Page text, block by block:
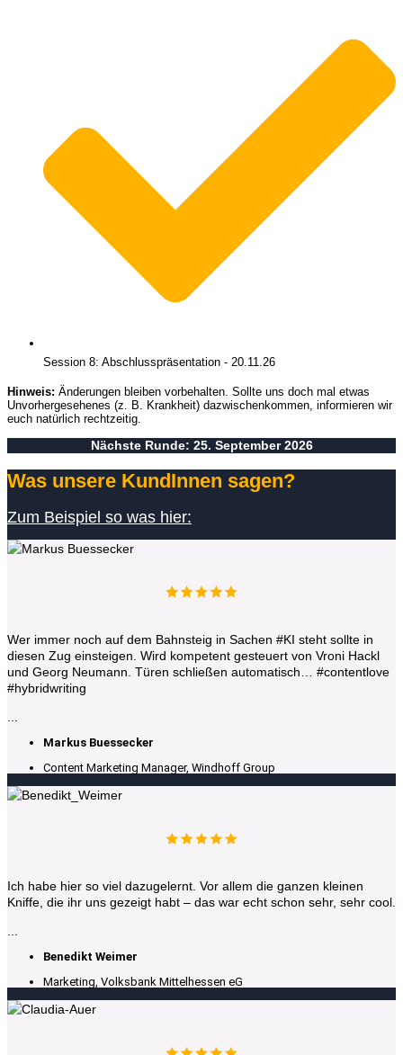
Session 8: Abschlusspräsentation - 20.11.26
Hinweis: Änderungen bleiben vorbehalten. Sollte uns doch mal etwas
Unvorhergesehenes (z. B. Krankheit) dazwischenkommen, informieren wir
euch natürlich rechtzeitig.
Nächste Runde: 25. September 2026
Was unsere KundInnen sagen?
Zum Beispiel so was hier:
Wer immer noch auf dem Bahnsteig in Sachen #KI steht sollte in
diesen Zug einsteigen. Wird kompetent gesteuert von Vroni Hackl
und Georg Neumann. Türen schließen automatisch… #contentlove
#hybridwriting
Markus Buessecker
Content Marketing Manager, Windhoff Group
Ich habe hier so viel dazugelernt. Vor allem die ganzen kleinen
Kniffe, die ihr uns gezeigt habt – das war echt schon sehr, sehr cool.
Benedikt Weimer
Marketing, Volksbank Mittelhessen eG